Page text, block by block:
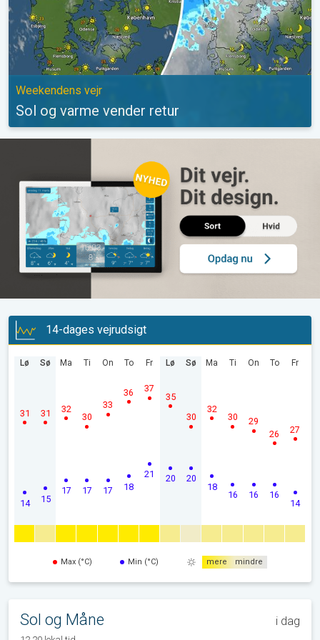
Weekendens vejr
Sol og varme vender retur
14-dages vejrudsigt
Lø
14
31
Sø
15
31
Ma
17
32
Ti
17
30
On
17
33
To
18
36
Fr
21
37
Lø
20
35
Sø
20
30
Ma
18
32
Ti
16
30
On
16
29
To
16
26
Fr
14
27
Max (°C) Min (°C) mere mindre
Sol og Måne i dag